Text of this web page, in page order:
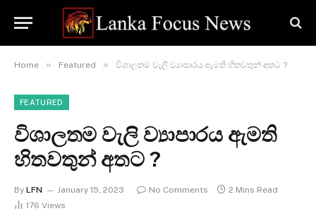
Home » Featured » විශාලතම වැලි ව්‍යාපාරය ඇමති හිතවතුන් අතට ?
FEATURED
විශාලතම වැලි ව්‍යාපාරය ඇමති
හිතවතුන් අතට ?
By LFN January 15, 2023 No Comments
2 Mins Read
176 Views